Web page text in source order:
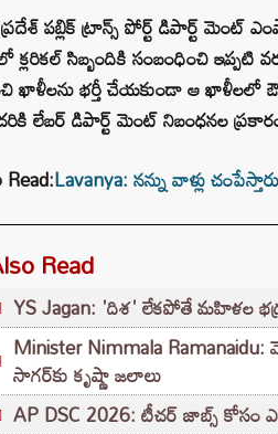
పబ్లిక్ ట్రాన్స్ పోర్ట్ డిపార్ట్
క్లరికల్ సిబ్బందికి సంబంధించి
ఖాళీలను భర్తీ చేయకుండా ఆ ఖాళీలలో
లేబర్ డిపార్ట్ మెంట్ నిబంధనల
Lavanya: నన్ను వాళ్లు
Read
YS Jagan: 'దిశ' లేకపోతే మహిళల
Minister Nimmala
సాగర్‌కు కృష్ణా జలాలు
AP DSC 2026: టీచర్ జాబ్స్ కోసం